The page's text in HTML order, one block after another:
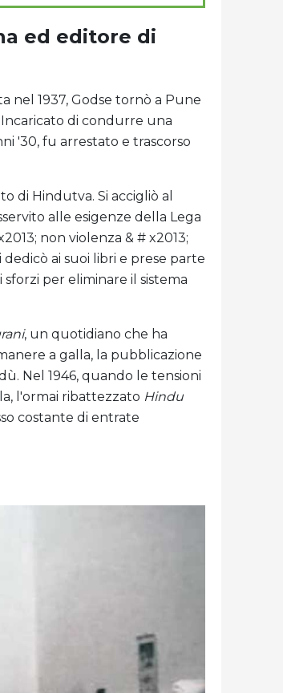
ed editore di
nel 1937, Godse tornò a Pune
di condurre una
'30, fu arrestato e trascorso
di Hindutva. Si accigliò al
alle esigenze della Lega
non violenza & # x2013;
ai suoi libri e prese parte
per eliminare il sistema
, un quotidiano che ha
a galla, la pubblicazione
Nel 1946, quando le tensioni
l'ormai ribattezzato Hindu
costante di entrate